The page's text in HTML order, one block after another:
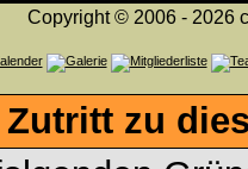
Copyright © 2006 - 2026
zu